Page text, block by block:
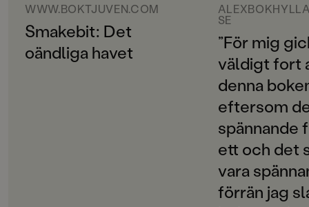
The Infinite Sea
ORIGINALSPRÅK
Engelska
WWW.BOKTJUVEN.COM
Smakebit: Det
oändliga havet
SE
”För mig
väldigt fort
denna
eftersom
spännande
ett och det
vara
förrän jag